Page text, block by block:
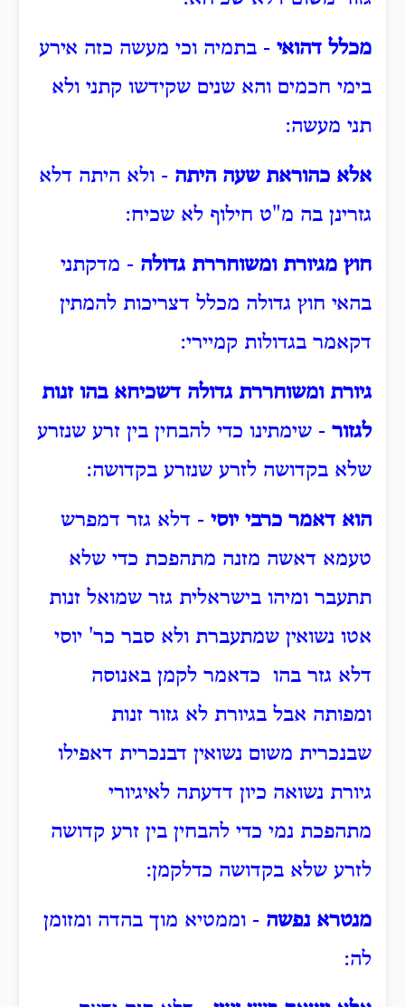
מכלל דהואי - בתמיה וכי מעשה כזה אירע
בימי חכמים והא שנים שקידשו קתני ולא
תני מעשה:
אלא כהוראת שעה היתה - ולא היתה דלא
גזרינן בה מ"ט חילוף לא שכיח:
חוץ מגיורת ומשוחררת גדולה - מדקתני
בהאי חוץ גדולה מכלל דצריכות להמתין
דקאמר בגדולות קמיירי:
גיורת ומשוחררת גדולה דשכיחא בהו זנות
לגזור - שימתינו כדי להבחין בין זרע שנזרע
שלא בקדושה לזרע שנזרע בקדושה:
הוא דאמר כרבי יוסי - דלא גזר דמפרש
טעמא דאשה מזנה מתהפכת כדי שלא
תתעבר ומיהו בישראלית גזר שמואל זנות
אטו נשואין שמתעברת ולא סבר כר' יוסי
דלא גזר בהו כדאמר לקמן באנוסה
ומפותה אבל בגיורת לא גזור זנות
שבנכרית משום נשואין דבנכרית דאפילו
גיורת נשואה כיון דדעתה לאיגיורי
מתהפכת נמי כדי להבחין בין זרע קדושה
לזרע שלא בקדושה כדלקמן:
מנטרא נפשה - וממטיא מוך בהדה ומזומן
לה: